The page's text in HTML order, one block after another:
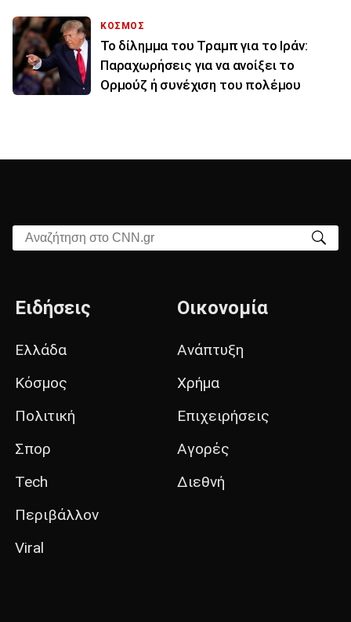
ΚΟΣΜΟΣ
Το δίλημμα του Τραμπ για το Ιράν:
Παραχωρήσεις για να ανοίξει το
Ορμούζ ή συνέχιση του πολέμου
Αναζήτηση στο CNN.gr
Ειδήσεις
Ελλάδα
Κόσμος
Πολιτική
Σπορ
Tech
Περιβάλλον
Viral
Οικονομία
Ανάπτυξη
Χρήμα
Επιχειρήσεις
Αγορές
Διεθνή